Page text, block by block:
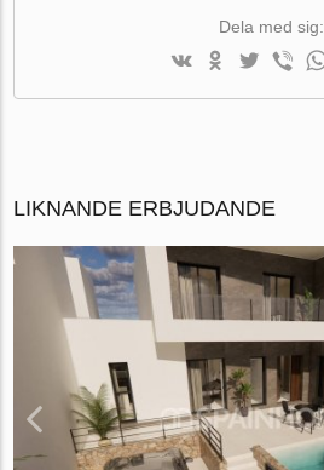
Dela med sig:
LIKNANDE ERBJUDANDE